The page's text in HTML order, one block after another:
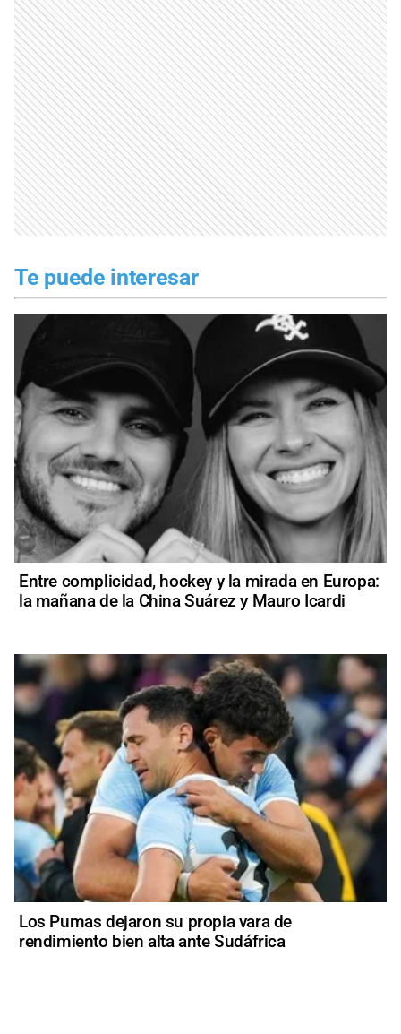
Te puede interesar
Entre complicidad, hockey y la mirada en Europa:
la mañana de la China Suárez y Mauro Icardi
Los Pumas dejaron su propia vara de
rendimiento bien alta ante Sudáfrica